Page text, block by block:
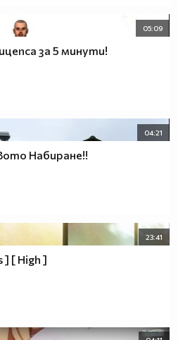
05:09
за 5 минути!
04:21
Набиране!!
23:41
] [ High ]